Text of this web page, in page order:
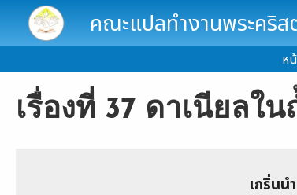
Skip to main contentคณะแปลทำงานพระคริ
ห
เรื่องที่ 37 ดาเนียลใ
เกริ่นนำ